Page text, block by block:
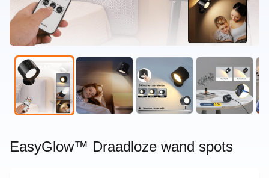
EasyGlow™ Draadloze wand spots